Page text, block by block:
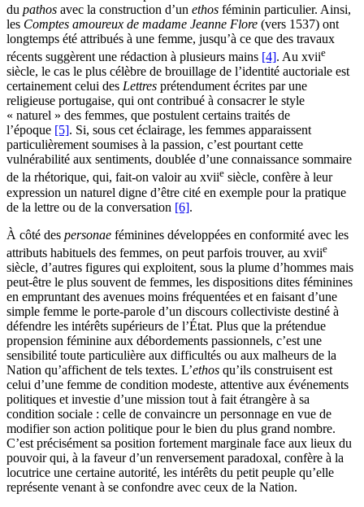
du pathos avec la construction d’un ethos féminin particulier. Ainsi,
les Comptes amoureux de madame Jeanne Flore (vers 1537) ont
longtemps été attribués à une femme, jusqu’à ce que des travaux
récents suggèrent une rédaction à plusieurs mains [4]. Au xviie
siècle, le cas le plus célèbre de brouillage de l’identité auctoriale est
certainement celui des Lettres prétendument écrites par une
religieuse portugaise, qui ont contribué à consacrer le style
« naturel » des femmes, que postulent certains traités de
l’époque [5]. Si, sous cet éclairage, les femmes apparaissent
particulièrement soumises à la passion, c’est pourtant cette
vulnérabilité aux sentiments, doublée d’une connaissance sommaire
de la rhétorique, qui, fait-on valoir au xviie siècle, confère à leur
expression un naturel digne d’être cité en exemple pour la pratique
de la lettre ou de la conversation [6].
À côté des personae féminines développées en conformité avec les
attributs habituels des femmes, on peut parfois trouver, au xviie
siècle, d’autres figures qui exploitent, sous la plume d’hommes mais
peut-être le plus souvent de femmes, les dispositions dites féminines
en empruntant des avenues moins fréquentées et en faisant d’une
simple femme le porte-parole d’un discours collectiviste destiné à
défendre les intérêts supérieurs de l’État. Plus que la prétendue
propension féminine aux débordements passionnels, c’est une
sensibilité toute particulière aux difficultés ou aux malheurs de la
Nation qu’affichent de tels textes. L’ethos qu’ils construisent est
celui d’une femme de condition modeste, attentive aux événements
politiques et investie d’une mission tout à fait étrangère à sa
condition sociale : celle de convaincre un personnage en vue de
modifier son action politique pour le bien du plus grand nombre.
C’est précisément sa position fortement marginale face aux lieux du
pouvoir qui, à la faveur d’un renversement paradoxal, confère à la
locutrice une certaine autorité, les intérêts du petit peuple qu’elle
représente venant à se confondre avec ceux de la Nation.